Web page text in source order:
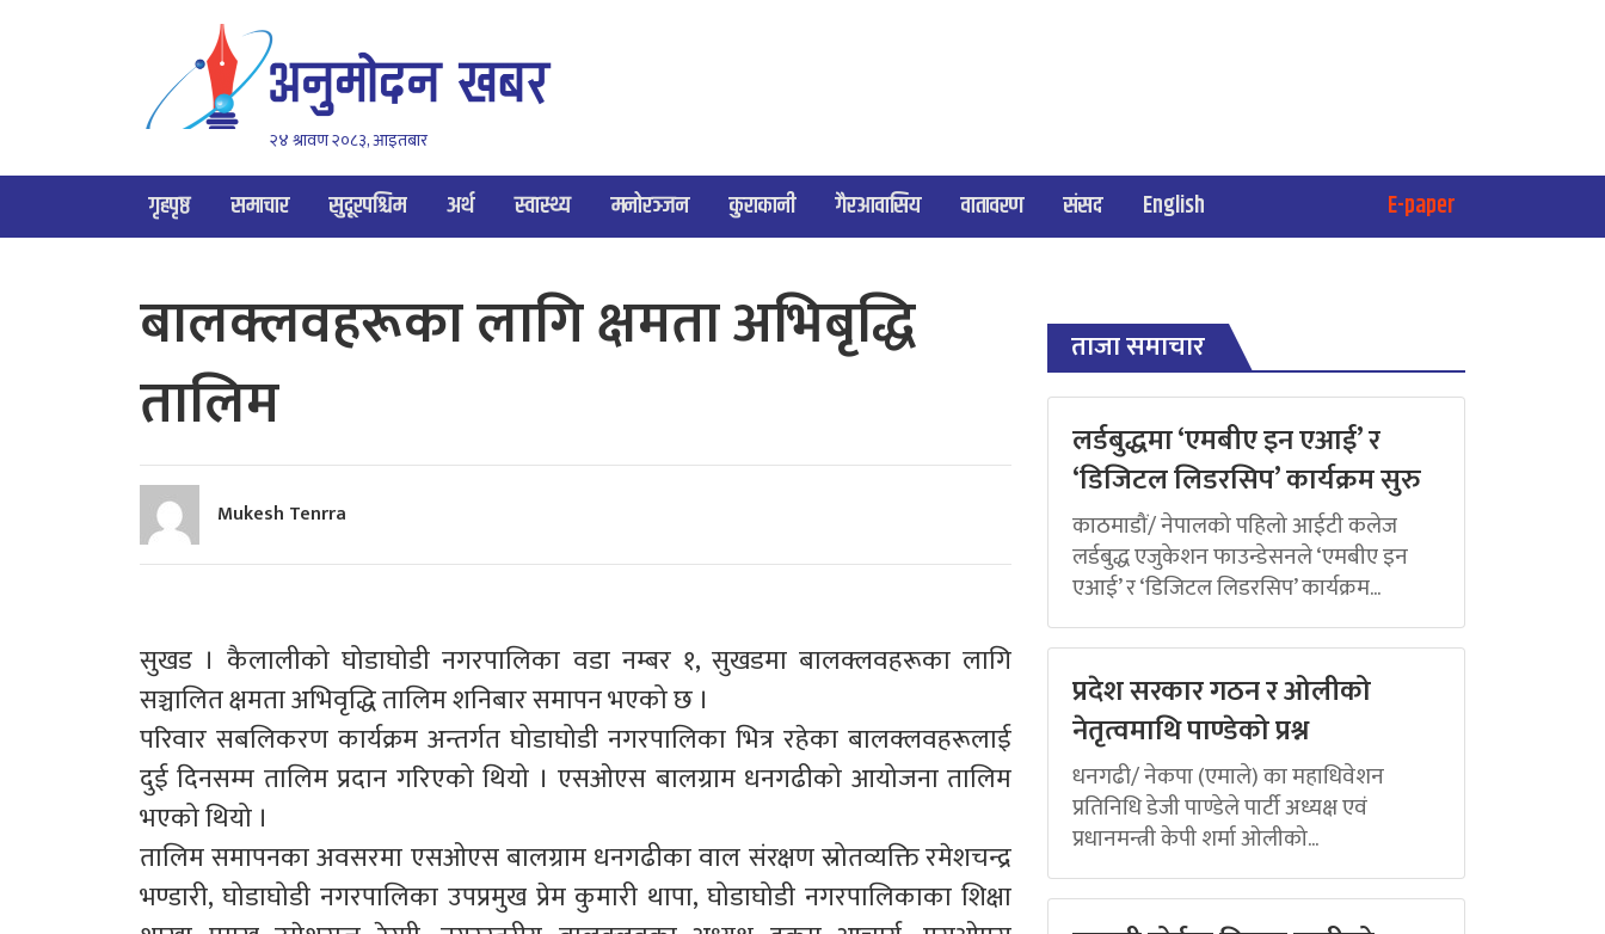
२४ श्रावण २०८३, आइतबार
गृहपृष्ठ समाचार सुदूरपश्चिम अर्थ स्वास्थ्य मनोरञ्जन कुराकानी गैरआवासिय वातावरण संसद English E-paper
बालक्लवहरूका लागि क्षमता अभिबृद्धि
तालिम
Mukesh Tenrra
सुखड । कैलालीको घोडाघोडी नगरपालिका वडा नम्बर १, सुखडमा बालक्लवहरूका लागि
सञ्चालित क्षमता अभिवृद्धि तालिम शनिबार समापन भएको छ ।
परिवार सबलिकरण कार्यक्रम अन्तर्गत घोडाघोडी नगरपालिका भित्र रहेका बालक्लवहरूलाई
दुई दिनसम्म तालिम प्रदान गरिएको थियो । एसओएस बालग्राम धनगढीको आयोजना तालिम
भएको थियो ।
तालिम समापनका अवसरमा एसओएस बालग्राम धनगढीका वाल संरक्षण स्रोतव्यक्ति रमेशचन्द्र
भण्डारी, घोडाघोडी नगरपालिका उपप्रमुख प्रेम कुमारी थापा, घोडाघोडी नगरपालिकाका शिक्षा
ताजा समाचार
लर्डबुद्धमा ‘एमबीए इन एआई’ र
‘डिजिटल लिडरसिप’ कार्यक्रम सुरु
काठमाडौं/ नेपालको पहिलो आईटी कलेज
लर्डबुद्ध एजुकेशन फाउन्डेसनले ‘एमबीए इन
एआई’ र ‘डिजिटल लिडरसिप’ कार्यक्रम...
प्रदेश सरकार गठन र ओलीको
नेतृत्वमाथि पाण्डेको प्रश्न
धनगढी/ नेकपा (एमाले) का महाधिवेशन
प्रतिनिधि डेजी पाण्डेले पार्टी अध्यक्ष एवं
प्रधानमन्त्री केपी शर्मा ओलीको...